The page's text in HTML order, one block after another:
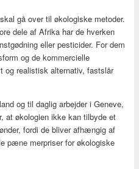
gå over til økologiske metoder.
dele af Afrika har de hverken
eller pesticider. For dem
og de kommercielle
og realistisk alternativ, fastslår
og til daglig arbejder i Geneve,
at økologien ikke kan tilbyde et
fordi de bliver afhængig af
pæne merpriser for økologiske